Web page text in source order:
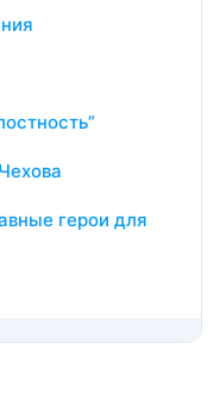
герои для